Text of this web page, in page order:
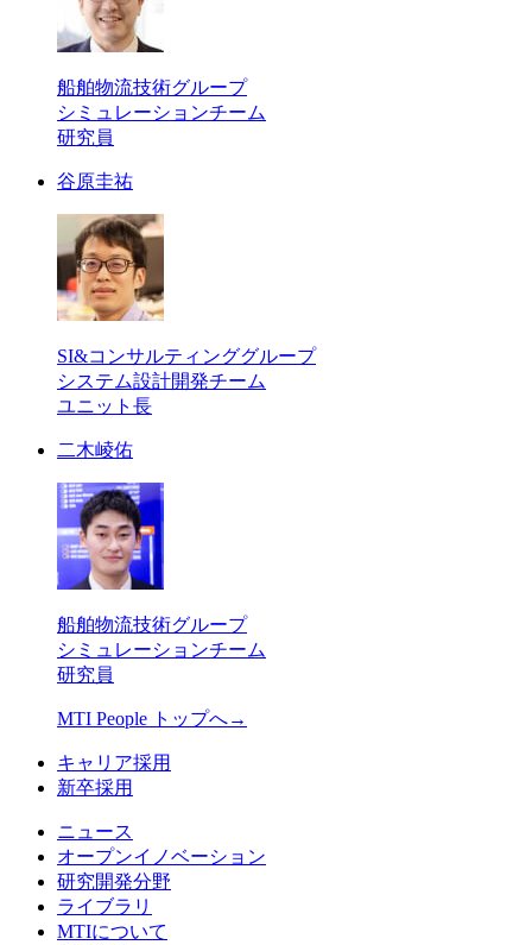
船舶物流技術グループ
シミュレーションチーム
研究員
谷原圭祐
SI&コンサルティンググループ
システム設計開発チーム
ユニット長
二木崚佑
船舶物流技術グループ
シミュレーションチーム
研究員
MTI People トップへ→
キャリア採用
新卒採用
ニュース
オープンイノベーション
研究開発分野
ライブラリ
MTIについて